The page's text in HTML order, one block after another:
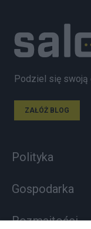
Podziel się swoją
ZAŁÓŻ BLOG
Polityka
Gospodarka
Rozmaitości